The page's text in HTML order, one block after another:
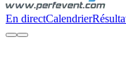
En directCalendrier